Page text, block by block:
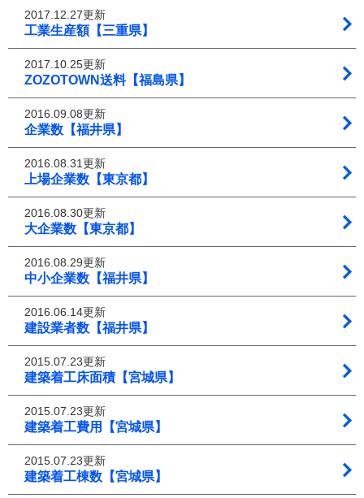
2017.12.27更新
工業生産額【三重県】
2017.10.25更新
ZOZOTOWN送料【福島県】
2016.09.08更新
企業数【福井県】
2016.08.31更新
上場企業数【東京都】
2016.08.30更新
大企業数【東京都】
2016.08.29更新
中小企業数【福井県】
2016.06.14更新
建設業者数【福井県】
2015.07.23更新
建築着工床面積【宮城県】
2015.07.23更新
建築着工費用【宮城県】
2015.07.23更新
建築着工棟数【宮城県】